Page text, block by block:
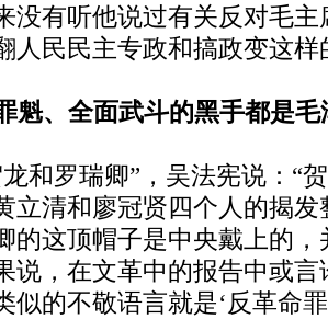
没有听他说过有关反对毛
人民民主专政和搞政变这样
魁、全面武斗的黑手都是毛
和罗瑞卿”，吴法宪说：“
立清和廖冠贤四个人的揭
的这顶帽子是中央戴上的
说，在文革中的报告中或
似的不敬语言就是‘反革命